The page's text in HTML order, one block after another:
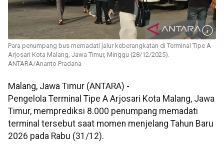
Para penumpang bus memadati jalur keberangkatan di Terminal Tipe A
Arjosari Kota Malang, Jawa Timur, Minggu (28/12/2025).
ANTARA/Ananto Pradana
Malang, Jawa Timur (ANTARA) -
Pengelola Terminal Tipe A Arjosari Kota Malang, Jawa
Timur, memprediksi 8.000 penumpang memadati
terminal tersebut saat momen menjelang Tahun Baru
2026 pada Rabu (31/12).